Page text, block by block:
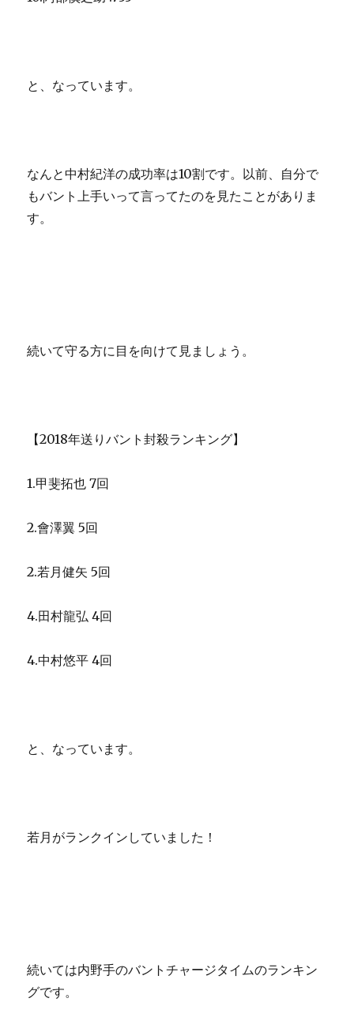
と、なっています。
なんと中村紀洋の成功率は10割です。以前、自分で
もバント上手いって言ってたのを見たことがありま
す。
続いて守る方に目を向けて見ましょう。
【2018年送りバント封殺ランキング】
1.甲斐拓也 7回
2.會澤翼 5回
2.若月健矢 5回
4.田村龍弘 4回
4.中村悠平 4回
と、なっています。
若月がランクインしていました！
続いては内野手のバントチャージタイムのランキン
グです。